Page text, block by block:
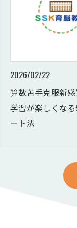
2026/02/22
算数苦手克服新
学習が楽しくな
ート法